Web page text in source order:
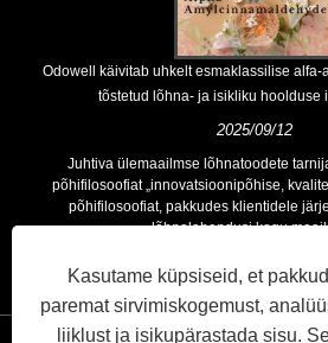
Odowell käivitab uhkelt esmaklassilise
tõstetud lõhna- ja isikliku hoolduse
2025/09/12
Juhtiva ülemaailmse lõhnatoodete
põhifilosoofiat „innovatsioonipõhise,
põhifilosoofiat, pakkudes klientidele
lõhnalahendusi kogu
Kasutame küpsiseid, et
paremat sirvimiskogemust,
liiklust ja isikupärastada sisu.